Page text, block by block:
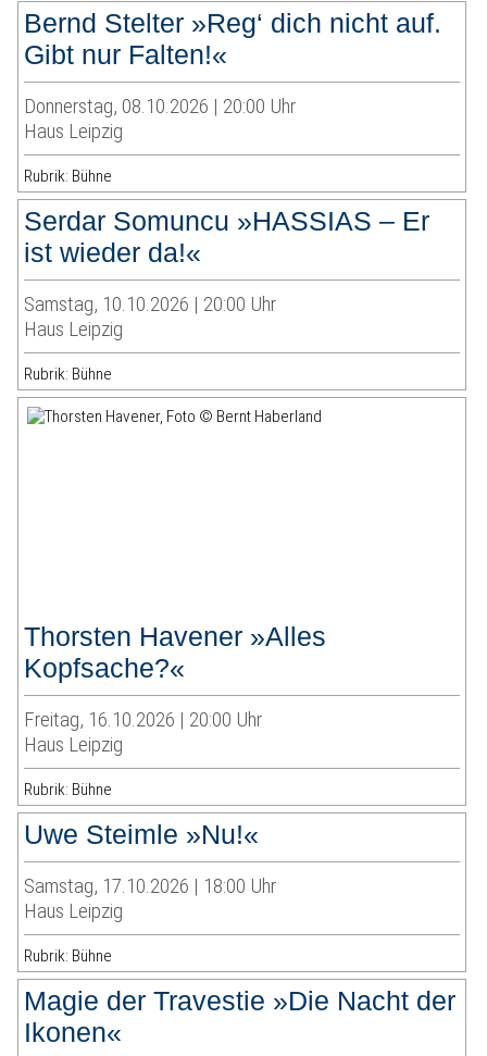
Bernd Stelter »Reg‘ dich nicht auf.
Gibt nur Falten!«
Donnerstag, 08.10.2026 | 20:00 Uhr
Haus Leipzig
Rubrik: Bühne
Serdar Somuncu »HASSIAS – Er
ist wieder da!«
Samstag, 10.10.2026 | 20:00 Uhr
Haus Leipzig
Rubrik: Bühne
Thorsten Havener »Alles
Kopfsache?«
Freitag, 16.10.2026 | 20:00 Uhr
Haus Leipzig
Rubrik: Bühne
Uwe Steimle »Nu!«
Samstag, 17.10.2026 | 18:00 Uhr
Haus Leipzig
Rubrik: Bühne
Magie der Travestie »Die Nacht der
Ikonen«